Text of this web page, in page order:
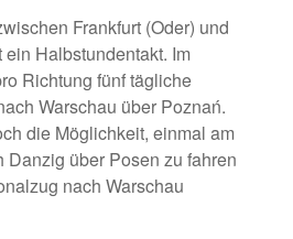
Frankfurt (Oder) und
Halbstundentakt. Im
Richtung fünf tägliche
Warschau über Poznań.
die Möglichkeit, einmal am
Danzig über Posen zu fahren
nach Warschau